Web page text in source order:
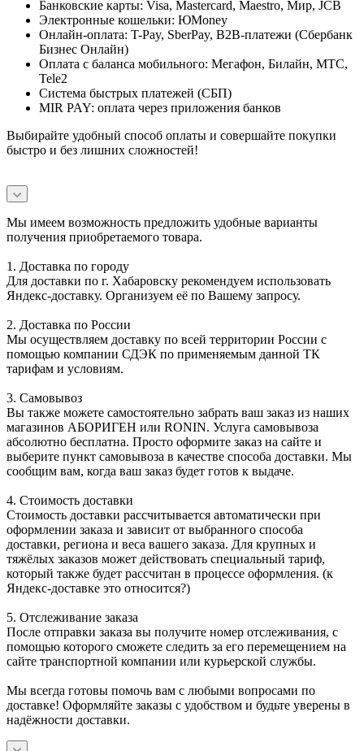
Банковские карты: Visa, Mastercard, Maestro, Мир, JCB
Электронные кошельки: ЮMoney
Онлайн-оплата: T-Pay, SberPay, B2B-платежи (Сбербанк
Бизнес Онлайн)
Оплата с баланса мобильного: Мегафон, Билайн, МТС,
Tele2
Система быстрых платежей (СБП)
MIR PAY: оплата через приложения банков
Выбирайте удобный способ оплаты и совершайте покупки
быстро и без лишних сложностей!
Мы имеем возможность предложить удобные варианты
получения приобретаемого товара.
1. Доставка по городу
Для доставки по г. Хабаровску рекомендуем использовать
Яндекс-доставку. Организуем её по Вашему запросу.
2. Доставка по России
Мы осуществляем доставку по всей территории России с
помощью компании СДЭК по применяемым данной ТК
тарифам и условиям.
3. Самовывоз
Вы также можете самостоятельно забрать ваш заказ из наших
магазинов АБОРИГЕН или RONIN. Услуга самовывоза
абсолютно бесплатна. Просто оформите заказ на сайте и
выберите пункт самовывоза в качестве способа доставки. Мы
сообщим вам, когда ваш заказ будет готов к выдаче.
4. Стоимость доставки
Стоимость доставки рассчитывается автоматически при
оформлении заказа и зависит от выбранного способа
доставки, региона и веса вашего заказа. Для крупных и
тяжёлых заказов может действовать специальный тариф,
который также будет рассчитан в процессе оформления. (к
Яндекс-доставке это относится?)
5. Отслеживание заказа
После отправки заказа вы получите номер отслеживания, с
помощью которого сможете следить за его перемещением на
сайте транспортной компании или курьерской службы.
Мы всегда готовы помочь вам с любыми вопросами по
доставке! Оформляйте заказы с удобством и будьте уверены в
надёжности доставки.